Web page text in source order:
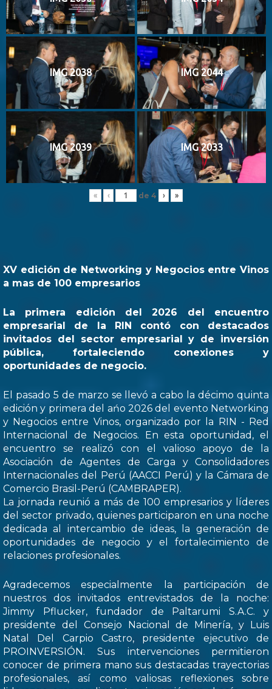
IMG 2038 IMG 2044
IMG 2039 IMG 2033
« ‹ de 4 › »
XV edición de Networking y Negocios entre Vinos
a mas de 100 empresarios
La primera edición del 2026 del encuentro
empresarial de la RIN contó con destacados
invitados del sector empresarial y de inversión
pública, fortaleciendo conexiones y
oportunidades de negocio.
El pasado 5 de marzo se llevó a cabo la décimo quinta
edición y primera del ańo 2026 del evento Networking
y Negocios entre Vinos, organizado por la RIN - Red
Internacional de Negocios. En esta oportunidad, el
encuentro se realizó con el valioso apoyo de la
Asociación de Agentes de Carga y Consolidadores
Internacionales del Perú (AACCI Perú) y la Cámara de
Comercio Brasil-Perú (CAMBRAPER).
La jornada reunió a más de 100 empresarios y líderes
del sector privado, quienes participaron en una noche
dedicada al intercambio de ideas, la generación de
oportunidades de negocio y el fortalecimiento de
relaciones profesionales.
Agradecemos especialmente la participación de
nuestros dos invitados entrevistados de la noche:
Jimmy Pflucker, fundador de Paltarumi S.A.C. y
presidente del Consejo Nacional de Minería, y Luis
Natal Del Carpio Castro, presidente ejecutivo de
PROINVERSIÓN. Sus intervenciones permitieron
conocer de primera mano sus destacadas trayectorias
profesionales, así como valiosas reflexiones sobre